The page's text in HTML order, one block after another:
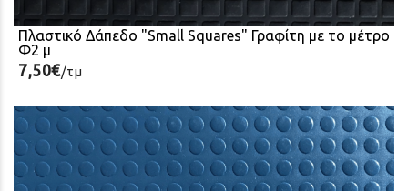
Πλαστικό Δάπεδο "Small Squares" Γραφίτη με το μέτρο
Φ2 μ
7,50€/τμ